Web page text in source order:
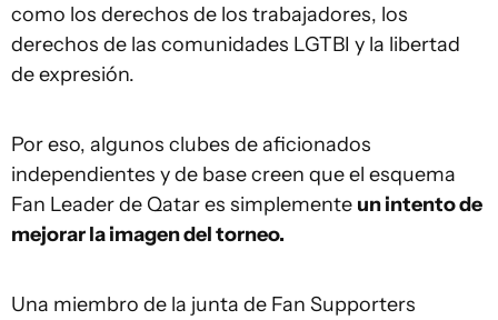
como los derechos de los trabajadores, los
derechos de las comunidades LGTBI y la libertad
de expresión.
Por eso, algunos clubes de aficionados
independientes y de base creen que el esquema
Fan Leader de Qatar es simplemente un intentode
mejorarla imagen del torneo.
Una miembro de la junta de Fan Supporters